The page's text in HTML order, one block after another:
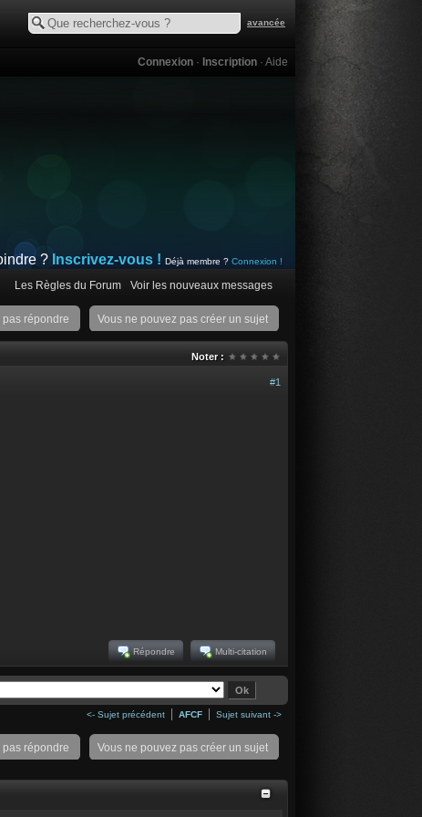
avancée
Connexion · Inscription · Aide
? Inscrivez-vous ! Déjà membre ? Connexion !
Les Règles du Forum Voir les nouveaux messages
Vous ne pouvez pas créer un sujet
pas répondre
Noter :
#1
Multi-citation
Répondre
<- Sujet précédent AFCF Sujet suivant ->
Vous ne pouvez pas créer un sujet
pas répondre